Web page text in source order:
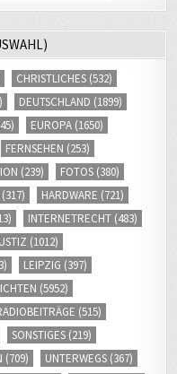
CHRISTLICHES (532)
DEUTSCHLAND (1899)
EUROPA (1650)
FERNSEHEN (253)
(239) FOTOS (380)
(317) HARDWARE (721)
INTERNETRECHT (483)
(1012)
LEIPZIG (397)
(5952)
(515)
SONSTIGES (219)
(709) UNTERWEGS (367)